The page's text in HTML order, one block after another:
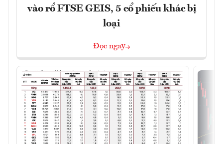
vào rổ FTSE GEIS, 5 cổ phiếu khác bị
loại
Đọc ngay